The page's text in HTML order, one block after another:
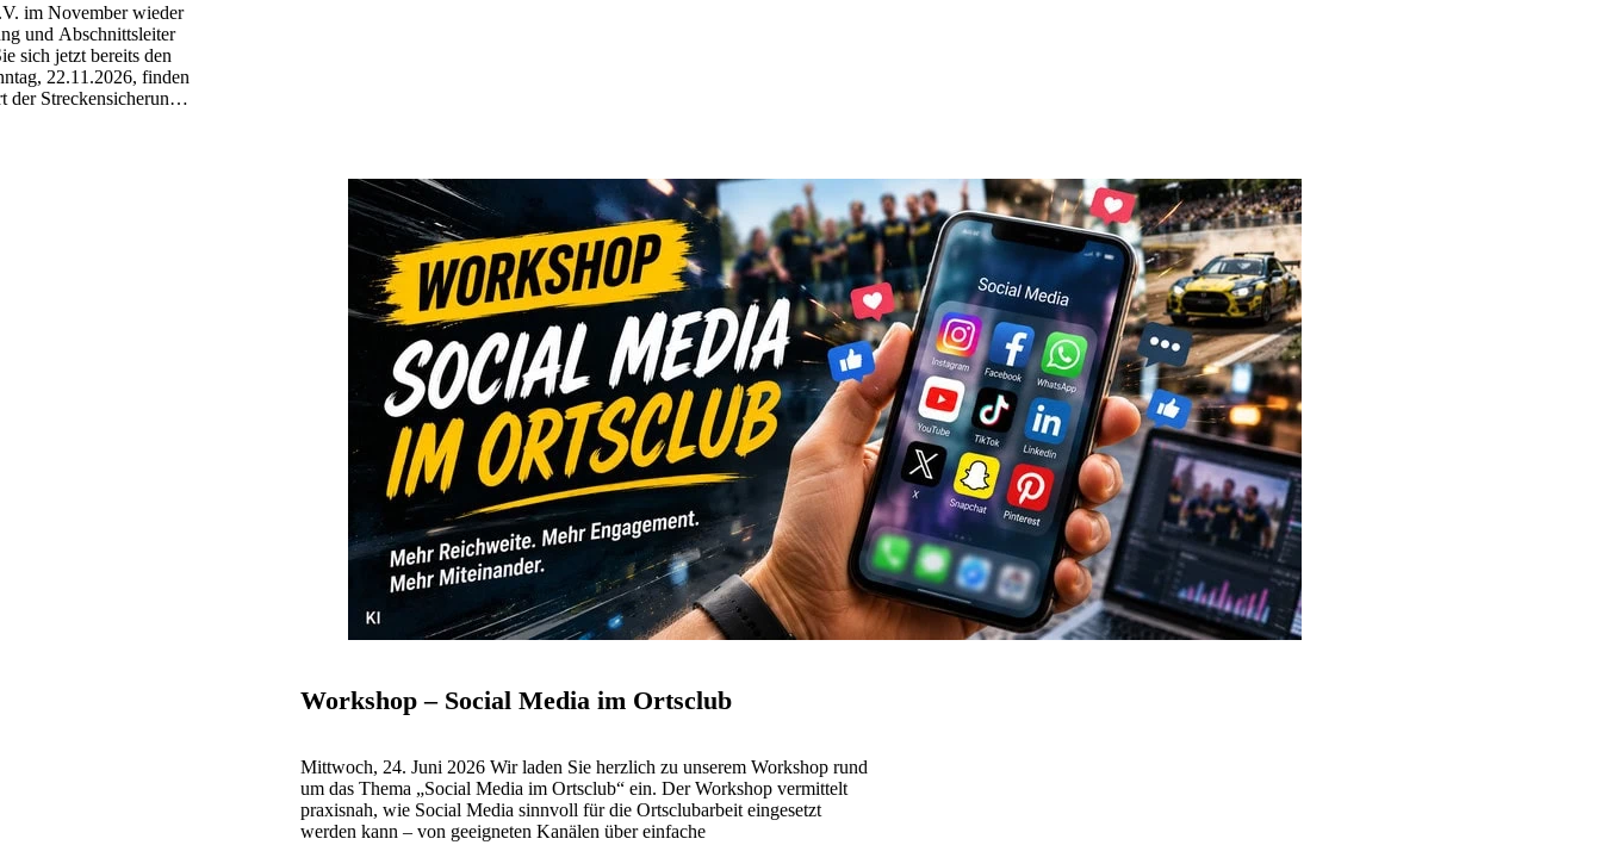
im November wieder
und Abschnittsleiter
sich jetzt bereits den
22.11.2026, finden
Streckensicherung,
Workshop – Social Media im Ortsclub
Mittwoch, 24. Juni 2026 Wir laden Sie herzlich zu unserem Workshop rund
um das Thema „Social Media im Ortsclub“ ein. Der Workshop vermittelt
praxisnah, wie Social Media sinnvoll für die Ortsclubarbeit eingesetzt
werden kann – von geeigneten Kanälen über einfache